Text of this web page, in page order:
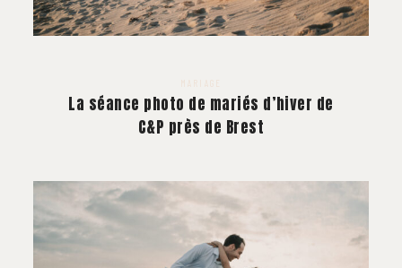
La séance photo de mariés d’hiver de
C&P près de Brest